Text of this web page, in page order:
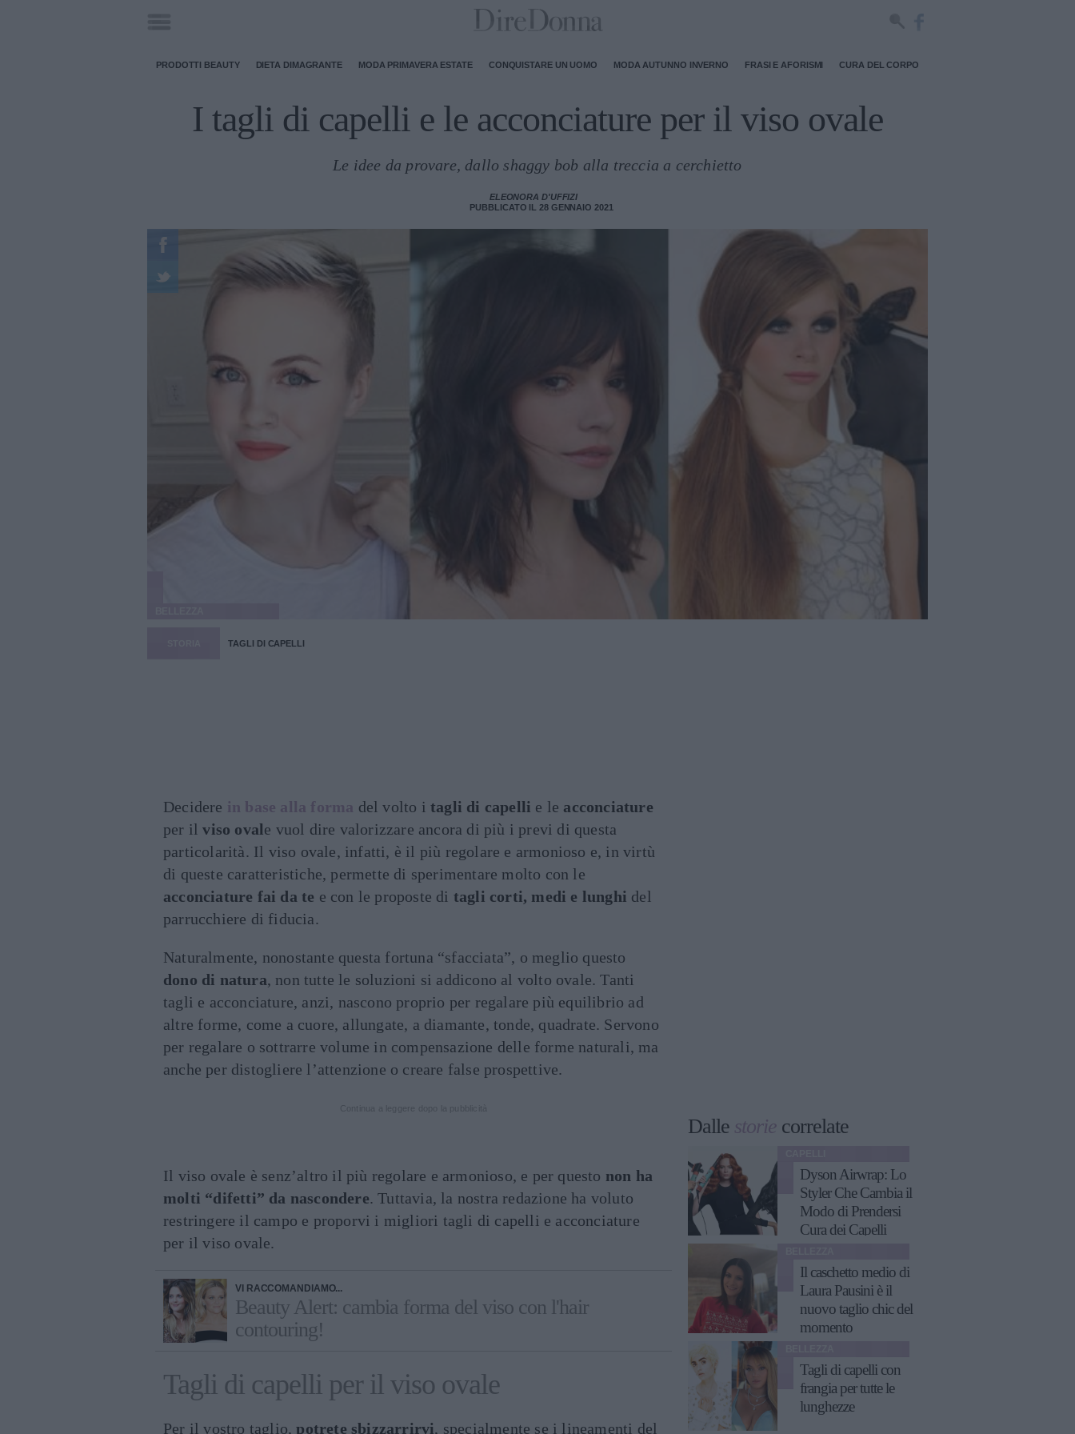
PRODOTTI BEAUTY DIETA DIMAGRANTE MODA PRIMAVERA ESTATE CONQUISTARE UN UOMO MODA AUTUNNO INVERNO FRASI E AFORISMI CURA DEL CORPO
I tagli di capelli e le acconciature per il viso ovale
Le idee da provare, dallo shaggy bob alla treccia a cerchietto
ELEONORA D'UFFIZI
PUBBLICATO IL 28 GENNAIO 2021
TAGLI DI CAPELLI
Decidere in base alla forma del volto i tagli di capelli e le acconciature
per ilviso ovale vuol dire valorizzare ancora di più i previ di questa
particolarità. Il viso ovale, infatti, è il più regolare e armonioso e, in virtù
di queste caratteristiche, permette di sperimentare molto con le
acconciature fai da te e con le proposte di tagli corti, medi e lunghi del
parrucchiere di fiducia.
Naturalmente, nonostante questa fortuna “sfacciata”, o meglio questo
dono di natura, non tutte le soluzioni si addicono al volto ovale. Tanti
tagli e acconciature, anzi, nascono proprio per regalare più equilibrio ad
altre forme, come a cuore, allungate, a diamante, tonde, quadrate. Servono
per regalare o sottrarre volume in compensazione delle forme naturali, ma
anche per distogliere l’attenzione o creare false prospettive.
Il viso ovale è senz’altro il più regolare e armonioso, e per questo non ha
molti “difetti” da nascondere. Tuttavia, la nostra redazione ha voluto
restringere il campo e proporvi i migliori tagli di capelli e acconciature
per il viso ovale.
VI RACCOMANDIAMO...
Beauty Alert: cambia forma del viso con l'hair
contouring!
Tagli di capelli per il viso ovale
Per il vostro taglio,potrete sbizzarrirvi, specialmente se i lineamenti del
Dalle storie correlate
Dyson Airwrap: Lo
Styler Che Cambia il
Modo di Prendersi
Cura dei Capelli
Il caschetto medio di
Laura Pausini è il
nuovo taglio chic del
momento
Tagli di capelli con
frangia per tutte le
lunghezze